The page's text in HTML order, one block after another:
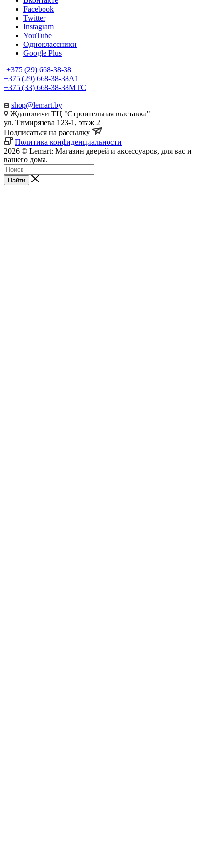
Facebook
Twitter
Instagram
YouTube
Одноклассники
Google Plus
+375 (29) 668-38-38
+375 (29) 668-38-38A1
+375 (33) 668-38-38МТС
shop@lemart.by
Ждановичи ТЦ "Строительная выставка"
ул. Тимирязева 123-1, этаж 2
Подписаться на рассылку
Политика конфиденциальности
2026 © Lemart: Магазин дверей и аксессуаров, для вас и
вашего дома.
Найти